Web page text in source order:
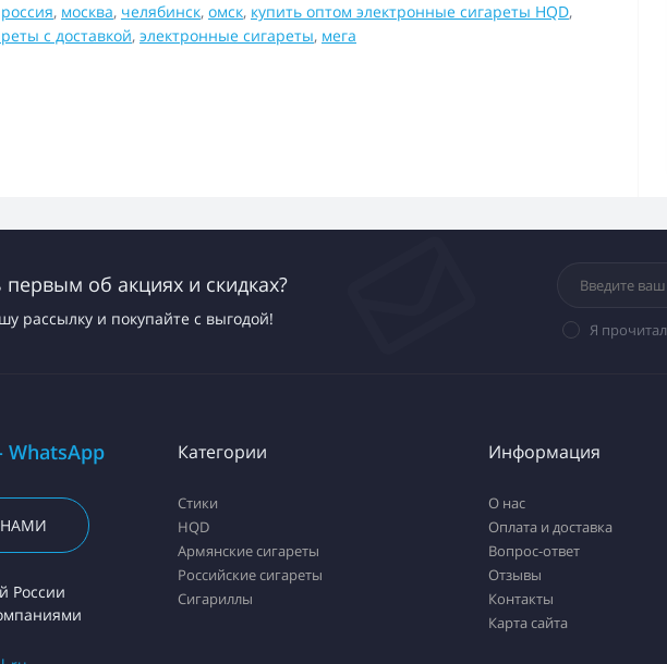
россия, москва, челябинск, омск, купить оптом электронные сигареты HQD,
с доставкой, электронные сигареты, мега
первым об акциях и скидках?
рассылку и покупайте с выгодой!
Я прочитал
WhatsApp
НАМИ
России
Категории
Стики
HQD
Армянские сигареты
Российские сигареты
Сигариллы
Информация
О нас
Оплата и доставка
Вопрос-ответ
Отзывы
Контакты
Карта сайта